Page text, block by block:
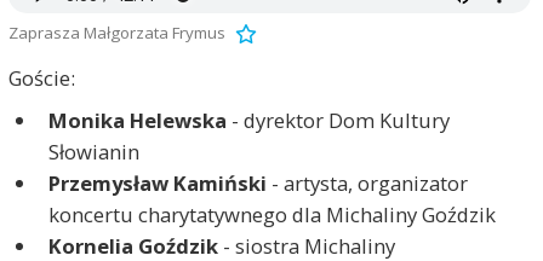
Zaprasza Małgorzata Frymus
Goście:
Monika Helewska - dyrektor Dom Kultury
Słowianin
Przemysław Kamiński - artysta, organizator
koncertu charytatywnego dla Michaliny Goździk
Kornelia Goździk- siostra Michaliny